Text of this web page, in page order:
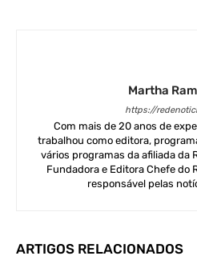
Martha
https://
Com mais de 20 anos de
trabalhou como editora,
vários programas da afiliada da
Fundadora e Editora Chefe do
responsável pelas
ARTIGOS RELACIONADOS